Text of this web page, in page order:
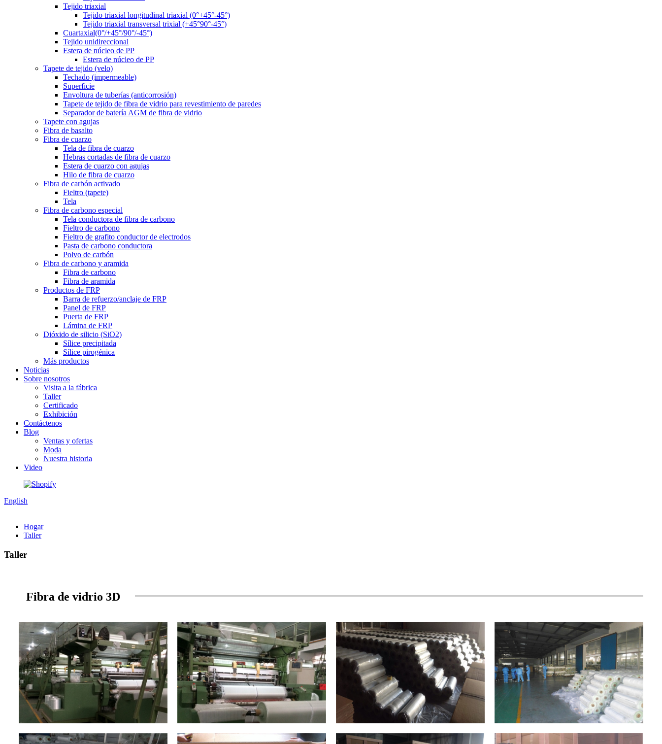
Tejido triaxial
Tejido triaxial longitudinal triaxial (0°+45°-45°)
Tejido triaxial transversal trixial (+45°90°-45°)
Cuartaxial(0°/+45°/90°/-45°)
Tejido unidireccional
Estera de núcleo de PP
Estera de núcleo de PP
Tapete de tejido (velo)
Techado (impermeable)
Superficie
Envoltura de tuberías (anticorrosión)
Tapete de tejido de fibra de vidrio para revestimiento de paredes
Separador de batería AGM de fibra de vidrio
Tapete con agujas
Fibra de basalto
Fibra de cuarzo
Tela de fibra de cuarzo
Hebras cortadas de fibra de cuarzo
Estera de cuarzo con agujas
Hilo de fibra de cuarzo
Fibra de carbón activado
Fieltro (tapete)
Tela
Fibra de carbono especial
Tela conductora de fibra de carbono
Fieltro de carbono
Fieltro de grafito conductor de electrodos
Pasta de carbono conductora
Polvo de carbón
Fibra de carbono y aramida
Fibra de carbono
Fibra de aramida
Productos de FRP
Barra de refuerzo/anclaje de FRP
Panel de FRP
Puerta de FRP
Lámina de FRP
Dióxido de silicio (SiO2)
Sílice precipitada
Sílice pirogénica
Más productos
Noticias
Sobre nosotros
Visita a la fábrica
Taller
Certificado
Exhibición
Contáctenos
Blog
Ventas y ofertas
Moda
Nuestra historia
Video
English
Hogar
Taller
Taller
Fibra de vidrio 3D